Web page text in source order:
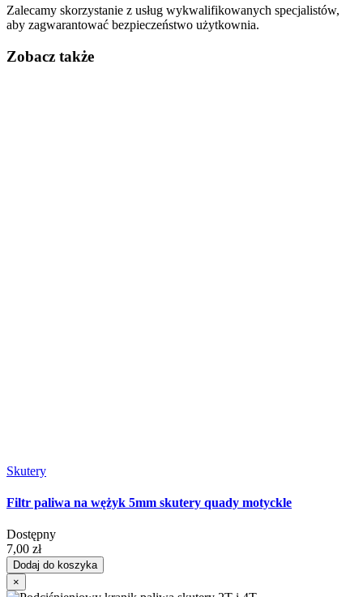
Zalecamy skorzystanie z usług wykwalifikowanych specjalistów,
aby zagwarantować bezpieczeństwo użytkownia.
Zobacz także
Skutery
Filtr paliwa na wężyk 5mm skutery quady motyckle
Dostępny
7,00 zł
Dodaj do koszyka
×